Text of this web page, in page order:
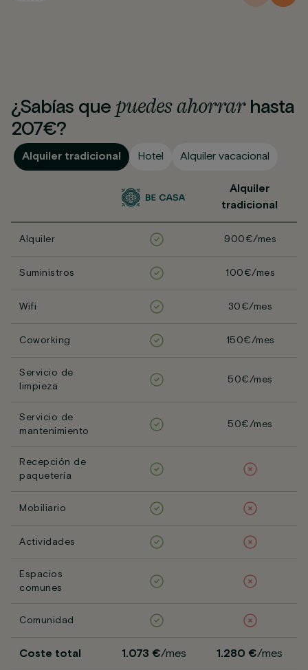
¿Sabías que puedesahorrarhasta
207€?
Alquiler tradicional Hotel Alquiler vacacional
Alquiler
tradicional
Alquiler 900€/mes
Suministros 100€/mes
Wifi 30€/mes
Coworking 150€/mes
Servicio de
limpieza
50€/mes
Servicio de
mantenimiento
50€/mes
Recepción de
paquetería
Mobiliario
Actividades
Espacios
comunes
Comunidad
Coste total 1.073 €/mes 1.280 €/mes